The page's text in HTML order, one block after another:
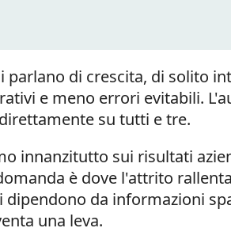
parlano di crescita, di solito
e meno errori evitabili.
su tutti e tre.
innanzitutto sui risultati
è dove l'attrito
dipendono da informazioni
una leva.